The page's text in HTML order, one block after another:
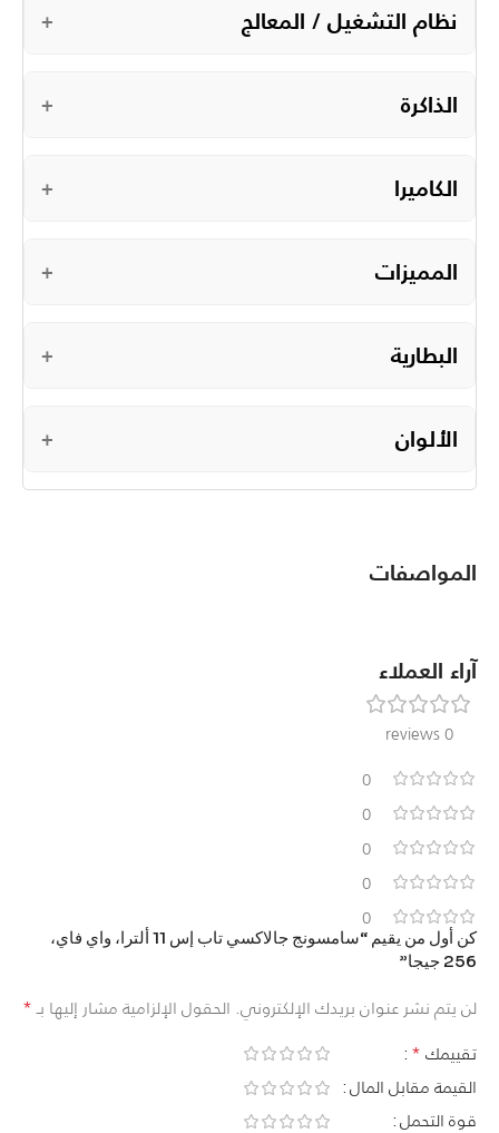
نظام التشغيل / المعالج +
الذاكرة +
الكاميرا +
المميزات +
البطارية +
الألوان +
المواصفات
آراء العملاء
0 reviews
0
0
0
0
0
كن أول من يقيم “سامسونج جالاكسي تاب إس 11 ألترا، واي فاي،
256 جيجا”
لن يتم نشر عنوان بريدك الإلكتروني. الحقول الإلزامية مشار إليها بـ*
تقييمك *
القيمة مقابل المال
قوة التحمل